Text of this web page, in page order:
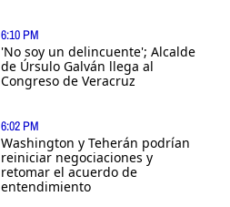
6:10 PM
'No soy un delincuente'; Alcalde
de Úrsulo Galván llega al
Congreso de Veracruz
6:02 PM
Washington y Teherán podrían
reiniciar negociaciones y
retomar el acuerdo de
entendimiento